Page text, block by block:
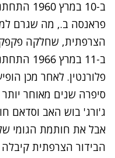
ב-10
פראנסה ב., מה שגרם
הצרפתית, שחלקה פקפק
ב-11 במרץ
פלורנטין. לאחר מכן
סיפרה שנים מאוחר
ג'ורג' בוש האב וסדאם
אבל את חותמת הגומי